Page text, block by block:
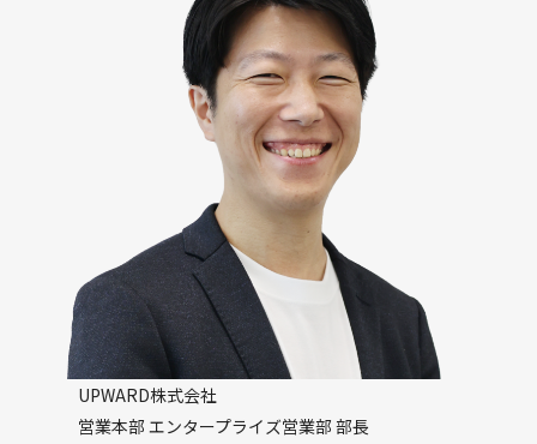
UPWARD株式会社
営業本部 エンタープライズ営業部 部長